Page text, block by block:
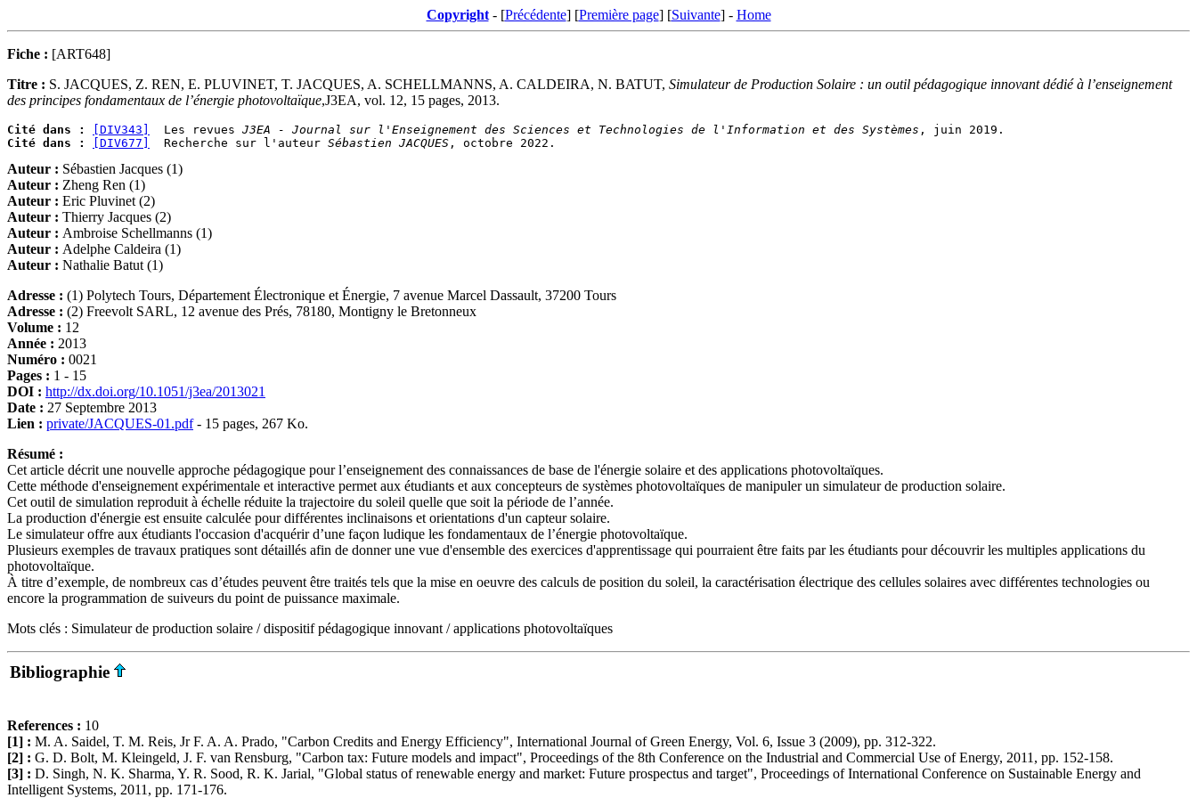
Copyright- [Précédente] [Première page] [Suivante] - Home
Fiche : [ART648]
Titre : S. JACQUES, Z. REN, E. PLUVINET, T. JACQUES, A. SCHELLMANNS, A. CALDEIRA, N. BATUT, Simulateur de Production Solaire : un outil pédagogique innovant dédié à l’enseignement
des principes fondamentaux de l’énergie photovoltaïque,J3EA, vol. 12, 15 pages, 2013.
Cité dans : [DIV343]
  Les revues
J3EA - Journal sur l'Enseignement des Sciences et Technologies de l'Information et des Systèmes
Cité dans :
[DIV677]
  Recherche sur l'auteur
Sébastien JACQUES
Auteur : Sébastien Jacques (1)
Auteur : Zheng Ren (1)
Auteur : Eric Pluvinet (2)
Auteur : Thierry Jacques (2)
Auteur : Ambroise Schellmanns (1)
Auteur : Adelphe Caldeira (1)
Auteur : Nathalie Batut (1)
Adresse : (1) Polytech Tours, Département Électronique et Énergie, 7 avenue Marcel Dassault, 37200 Tours
Adresse : (2) Freevolt SARL, 12 avenue des Prés, 78180, Montigny le Bretonneux
Volume : 12
Année : 2013
Numéro : 0021
Pages : 1 - 15
DOI : http://dx.doi.org/10.1051/j3ea/2013021
Date : 27 Septembre 2013
Lien : private/JACQUES-01.pdf- 15 pages, 267 Ko.
Résumé :
Cet article décrit une nouvelle approche pédagogique pour l’enseignement des connaissances de base de l'énergie solaire et des applications photovoltaïques.
Cette méthode d'enseignement expérimentale et interactive permet aux étudiants et aux concepteurs de systèmes photovoltaïques de manipuler un simulateur de production solaire.
Cet outil de simulation reproduit à échelle réduite la trajectoire du soleil quelle que soit la période de l’année.
La production d'énergie est ensuite calculée pour différentes inclinaisons et orientations d'un capteur solaire.
Le simulateur offre aux étudiants l'occasion d'acquérir d’une façon ludique les fondamentaux de l’énergie photovoltaïque.
Plusieurs exemples de travaux pratiques sont détaillés afin de donner une vue d'ensemble des exercices d'apprentissage qui pourraient être faits par les étudiants pour découvrir les multiples applications du
photovoltaïque.
À titre d’exemple, de nombreux cas d’études peuvent être traités tels que la mise en oeuvre des calculs de position du soleil, la caractérisation électrique des cellules solaires avec différentes technologies ou
encore la programmation de suiveurs du point de puissance maximale.
Mots clés : Simulateur de production solaire / dispositif pédagogique innovant / applications photovoltaïques
Bibliographie
References : 10
[1] : M. A. Saidel, T. M. Reis, Jr F. A. A. Prado, "Carbon Credits and Energy Efficiency", International Journal of Green Energy, Vol. 6, Issue 3 (2009), pp. 312-322.
[2] : G. D. Bolt, M. Kleingeld, J. F. van Rensburg, "Carbon tax: Future models and impact", Proceedings of the 8th Conference on the Industrial and Commercial Use of Energy, 2011, pp. 152-158.
[3] : D. Singh, N. K. Sharma, Y. R. Sood, R. K. Jarial, "Global status of renewable energy and market: Future prospectus and target", Proceedings of International Conference on Sustainable Energy and
Intelligent Systems, 2011, pp. 171-176.